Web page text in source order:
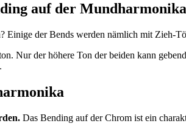
auf der Mundharmonika
der Bends werden nämlich mit Zieh-
Nur der höhere Ton der beiden kann
Das Bending auf der Chrom ist ein